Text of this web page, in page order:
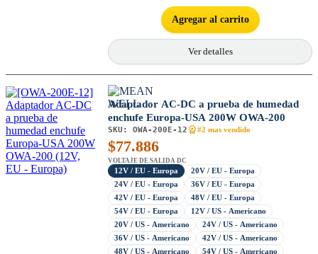
Agregar al carrito
Ver detalles
Adaptador AC-DC a prueba de humedad
enchufe Europa-USA 200W OWA-200
SKU: OWA-200E-12 #2 mas vendido
$77.886
VOLTAJE DE SALIDA DC
12V / EU - Europa
20V / EU - Europa
24V / EU - Europa
36V / EU - Europa
42V / EU - Europa
48V / EU - Europa
54V / EU - Europa
12V / US - Americano
20V / US - Americano
24V / US - Americano
36V / US - Americano
42V / US - Americano
48V / US - Americano
54V / US - Americano